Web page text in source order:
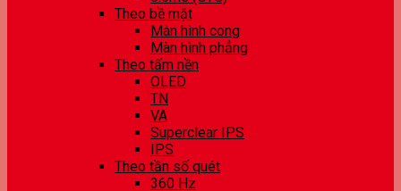
Theo bề mặt
Màn hình cong
Màn hình phẳng
Theo tấm nền
OLED
TN
VA
Superclear IPS
IPS
Theo tần số quét
360 Hz